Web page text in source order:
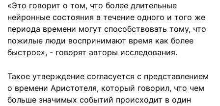
«Это говорит о том, что более длительные
нейронные состояния в течение одного и того же
периода времени могут способствовать тому, что
пожилые люди воспринимают время как более
быстрое», - говорят авторы исследования.
Такое утверждение согласуется с представлением
о времени Аристотеля, который говорил, что чем
больше значимых событий происходит в один